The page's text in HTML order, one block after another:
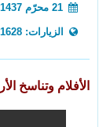
الزيارات: 1628
الأفلام وتناسخ